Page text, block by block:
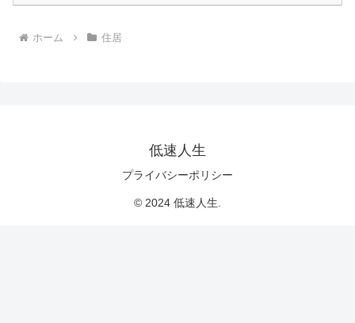
ホーム 住居
低速人生
プライバシーポリシー
© 2024 低速人生.